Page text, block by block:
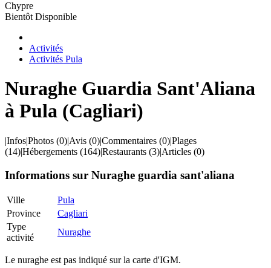
Chypre
Bientôt Disponible
Activités
Activités Pula
Nuraghe Guardia Sant'Aliana
à Pula (Cagliari)
|Infos|Photos (0)|Avis (0)|Commentaires (0)|Plages
(14)|Hébergements (164)|Restaurants (3)|Articles (0)
Informations sur Nuraghe guardia sant'aliana
Ville
Pula
Province
Cagliari
Type
activité
Nuraghe
Le nuraghe est pas indiqué sur la carte d'IGM.